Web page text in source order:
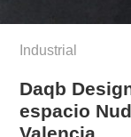
Industrial
Daqb
espacio